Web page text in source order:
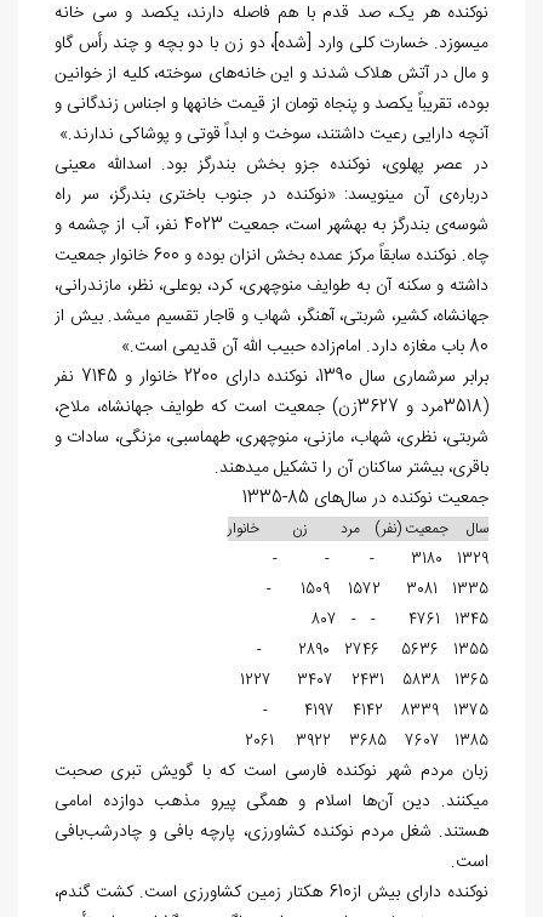
نوکنده هر یک، صد قدم با هم فاصله دارند، یکصد و سی خانه
می‎سوزد. خسارت کلی وارد [شده]، دو زن با دو بچه و چند رأس گاو
و مال در آتش هلاک شدند و این خانه‌های سوخته، کلیه از خوانین
بوده، تقریباً یکصد و پنجاه تومان از قیمت خانه‏ها و اجناس زندگانی و
آنچه دارایی رعیت داشتند، سوخت و ابداً قوتی و پوشاکی ندارند.»
در عصر پهلوی، نوکنده جزو بخش بندرگز بود. اسدالله معینی
درباره‌ی آن می‎نویسد: «نوکنده در جنوب باختری بندرگز، سر راه
شوسه‌ی بندرگز به بهشهر است، جمعیت 4023 نفر، آب از چشمه و
چاه. نوکنده سابقاً مرکز عمده بخش انزان بوده و 600 خانوار جمعیت
داشته و سکنه آن به طوایف منوچهری، کرد، بوعلی، نظر، مازندرانی،
جهانشاه، کشیر، شربتی، آهنگر، شهاب و قاجار تقسیم می‎شد. بیش از
80 باب مغازه دارد. امام‌زاده حبیب الله آن قدیمی است.»
برابر سرشماری سال 1390، نوکنده دارای 2200 خانوار و 7145 نفر
(3518مرد و 3627زن) جمعیت است که طوایف جهانشاه، ملاح،
شربتی، نظری، شهاب، مازنی، منوچهری، طهماسبی، مزنگی، سادات و
باقری، بیشتر ساکنان آن را تشکیل می‎دهند.
جمعیت نوکنده در سال‌های 85-1335
سال جمعیت (نفر) مرد زن خانوار
1329 3180 - - -
1335 3081 1572 1509 -
1345 4761 - - 807
1355 5636 2746 2890 -
1365 5838 2431 3407 1227
1375 8339 4142 4197 -
1385 7607 3685 3922 2061
زبان مردم شهر نوکنده فارسی است که با گويش تبری صحبت
می‎کنند. دین آن‌ها اسلام و همگی پیرو مذهب دوازده امامی
هستند. شغل مردم نوکنده کشاورزی، پارچه بافی و چادرشب‌بافی
است.
نوکنده دارای بیش از610 هکتار زمین کشاورزی است. کشت گندم،